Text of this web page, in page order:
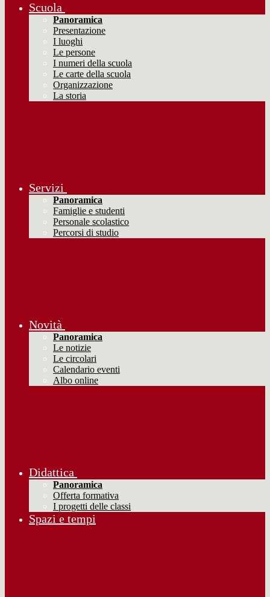
Scuola
Panoramica
Presentazione
I luoghi
Le persone
I numeri della scuola
Le carte della scuola
Organizzazione
La storia
Servizi
Panoramica
Famiglie e studenti
Personale scolastico
Percorsi di studio
Novità
Panoramica
Le notizie
Le circolari
Calendario eventi
Albo online
Didattica
Panoramica
Offerta formativa
I progetti delle classi
Spazi e tempi